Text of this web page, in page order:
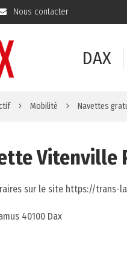
Nous contacter
DAX
Mobilité Navettes
Vitenville
sur le site https://trans-
40100 Dax